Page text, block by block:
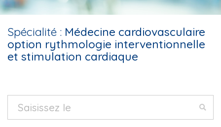
Spécialité : Médecine cardiovasculaire
option rythmologie interventionnelle
et stimulation cardiaque